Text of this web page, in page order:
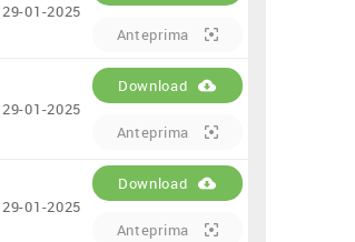
29-01-2025
Anteprima
29-01-2025
Download
Anteprima
29-01-2025
Download
Anteprima